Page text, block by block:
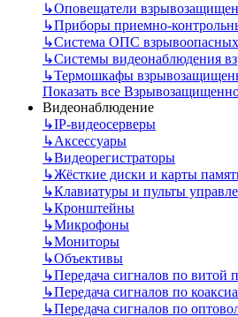
↳Оповещатели
↳Приборы приемно-
↳Система ОПС взрывоопасных
↳Системы видеонаблюдения
↳Термошкафы
Показать все
Видеонаблюдение
↳IP-видеосерверы
↳Аксессуары
↳Видеорегистраторы
↳Жёсткие диски и карты
↳Клавиатуры и пульты
↳Кронштейны
↳Микрофоны
↳Мониторы
↳Объективы
↳Передача сигналов по витой
↳Передача сигналов по
↳Передача сигналов по